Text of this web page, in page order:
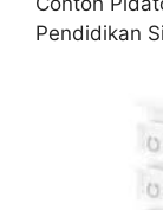
Pendidikan